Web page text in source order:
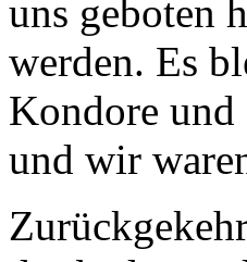
uns geboten
werden. Es
Kondore und
und wir